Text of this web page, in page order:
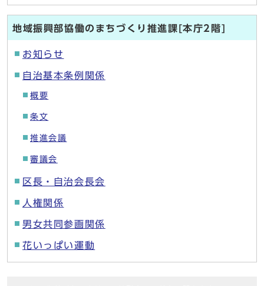
地域振興部協働のまちづくり推進課[本庁2階]
お知らせ
自治基本条例関係
概要
条文
推進会議
審議会
区長・自治会長会
人権関係
男女共同参画関係
花いっぱい運動